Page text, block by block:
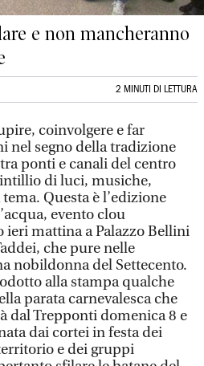
e non mancheranno
2 MINUTI DI LETTURA
coinvolgere e far
nel segno della tradizione
ponti e canali del centro
di luci, musiche,
Questa è l’edizione
evento clou
ieri mattina a Palazzo Bellini
che pure nelle
nobildonna del Settecento.
alla stampa qualche
parata carnevalesca che
dal Trepponti domenica 8 e
dai cortei in festa dei
e dei gruppi